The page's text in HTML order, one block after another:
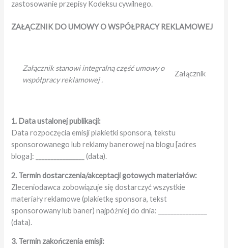
zastosowanie przepisy Kodeksu cywilnego.
ZAŁĄCZNIK DO UMOWY O WSPÓŁPRACY REKLAMOWEJ
Załącznik stanowi integralną część umowy o
współpracy reklamowej .
Załącznik
1. Data ustalonej publikacji:
Data rozpoczęcia emisji plakietki sponsora, tekstu
sponsorowanego lub reklamy banerowej na blogu [adres
bloga]: ________________ (data).
2. Termin dostarczenia/akceptacji gotowych materiałów:
Zleceniodawca zobowiązuje się dostarczyć wszystkie
materiały reklamowe (plakietkę sponsora, tekst
sponsorowany lub baner) najpóźniej do dnia: ________________
(data).
3. Termin zakończenia emisji: